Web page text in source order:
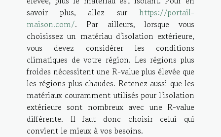
savoir plus, allez sur https://portail-
maison.com/. Par ailleurs, lorsque vous
choisissez un matériau d'isolation extérieure,
vous devez considérer les conditions
climatiques de votre région. Les régions plus
froides nécessitent une R-value plus élevée que
les régions plus chaudes. Retenez aussi que les
matériaux couramment utilisés pour l'isolation
extérieure sont nombreux avec une R-value
différente. Il faut donc choisir celui qui
convient le mieux à vos besoins.